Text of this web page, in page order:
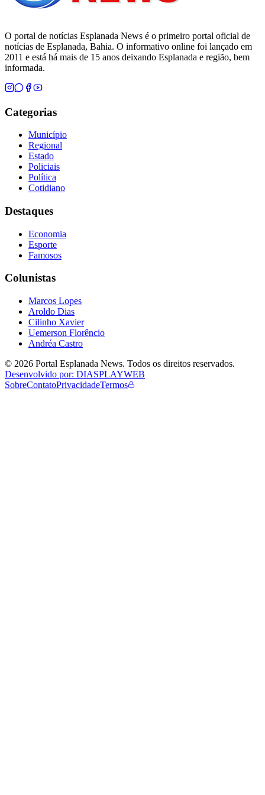
O portal de notícias Esplanada News é o primeiro portal oficial de
notícias de Esplanada, Bahia. O informativo online foi lançado em
2011 e está há mais de 15 anos deixando Esplanada e região, bem
informada.
Categorias
Município
Regional
Estado
Policiais
Política
Cotidiano
Destaques
Economia
Esporte
Famosos
Colunistas
Marcos Lopes
Aroldo Dias
Cilinho Xavier
Uemerson Florêncio
Andréa Castro
© 2026 Portal Esplanada News. Todos os direitos reservados.
Desenvolvido por: DIASPLAYWEB
SobreContatoPrivacidadeTermos